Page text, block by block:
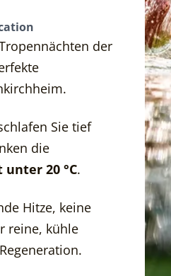
der
Sie tief
die
20 °C.
Hitze, keine
reine, kühle